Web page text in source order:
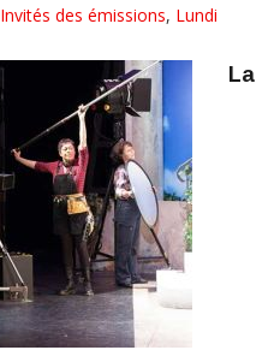
Invités des émissions, Lundi
La